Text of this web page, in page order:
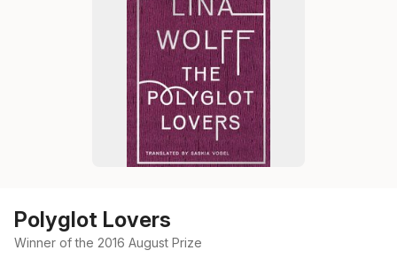
Polyglot Lovers
Winner of the 2016 August Prize